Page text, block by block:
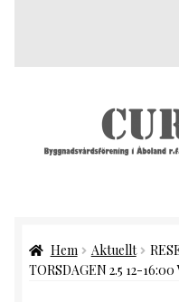
Reservdelsbanken
Föreningen
Hem Aktuellt
TORSDAGEN 2.5 12-